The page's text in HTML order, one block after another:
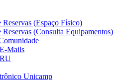
Reservas (Espaço Físico)
Reservas (Consulta Equipamentos)
Mails
Unicamp